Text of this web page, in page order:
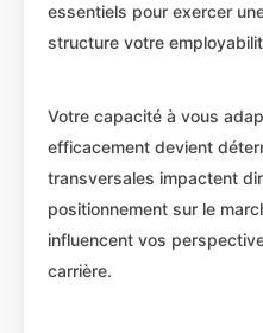
essentiels pour exercer
structure votre
Votre capacité à vous
efficacement devient
transversales impactent
positionnement sur le
influencent vos
carrière.